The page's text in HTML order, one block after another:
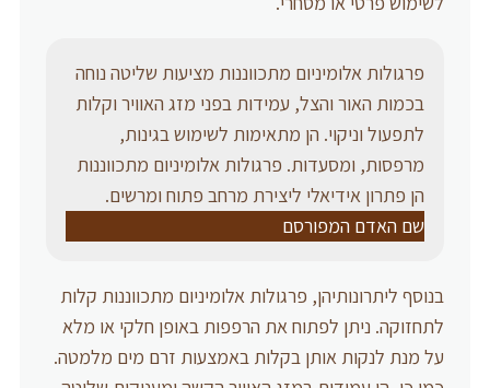
פרגולות אלומיניום מתכווננות מציעות שליטה נוחה
בכמות האור והצל, עמידות בפני מזג האוויר וקלות
לתפעול וניקוי. הן מתאימות לשימוש בגינות,
מרפסות, ומסעדות. פרגולות אלומיניום מתכווננות
הן פתרון אידיאלי ליצירת מרחב פתוח ומרשים.
שם האדם המפורסם
בנוסף ליתרונותיהן, פרגולות אלומיניום מתכווננות קלות
לתחזוקה. ניתן לפתוח את הרפפות באופן חלקי או מלא
על מנת לנקות אותן בקלות באמצעות זרם מים מלמטה.